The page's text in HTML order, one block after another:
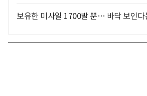
보유한 미사일 1700발 뿐… 바닥 보인다